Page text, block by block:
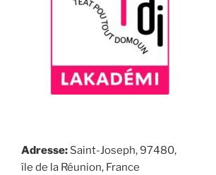
Adresse: Saint-Joseph, 97480,
île de la Réunion, France